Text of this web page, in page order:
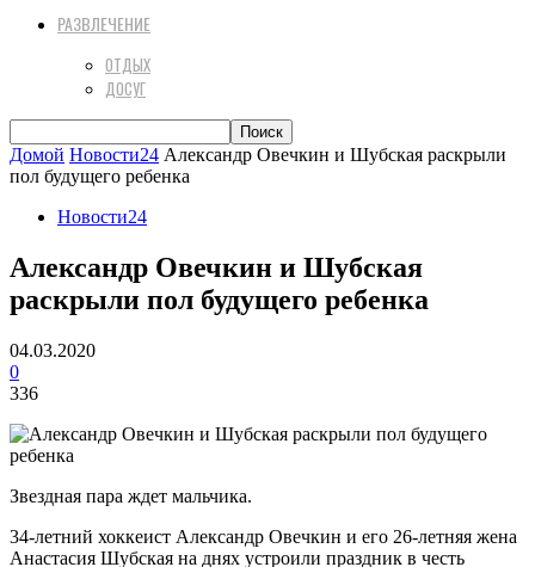
РАЗВЛЕЧЕНИЕ
ОТДЫХ
ДОСУГ
Домой Новости24 Александр Овечкин и Шубская раскрыли
пол будущего ребенка
Новости24
Александр Овечкин и Шубская
раскрыли пол будущего ребенка
04.03.2020
0
336
Звездная пара ждет мальчика.
34-летний хоккеист Александр Овечкин и его 26-летняя жена
Анастасия Шубская на днях устроили праздник в честь